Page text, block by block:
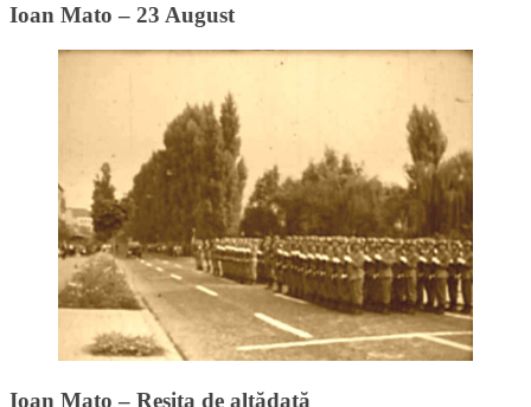
Ioan Mato – 23 August
Ioan Mato – Reșița de altădată